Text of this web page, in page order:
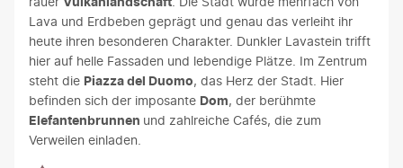
Lava und Erdbeben geprägt und genau das verleiht ihr
heute ihren besonderen Charakter. Dunkler Lavastein trifft
hier auf helle Fassaden und lebendige Plätze. Im Zentrum
steht die Piazza del Duomo, das Herz der Stadt. Hier
befinden sich der imposante Dom, der berühmte
Elefantenbrunnen und zahlreiche Cafés, die zum
Verweilen einladen.